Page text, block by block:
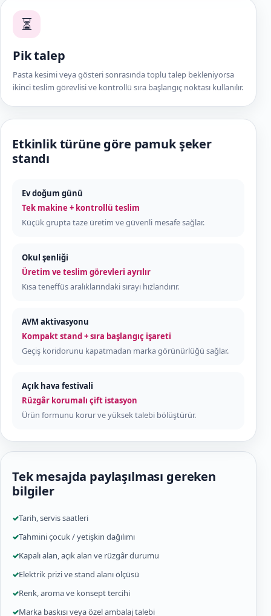
⏳
Pik talep
Pasta kesimi veya gösteri sonrasında toplu talep bekleniyorsa
ikinci teslim görevlisi ve kontrollü sıra başlangıç noktası kullanılır.
Etkinlik türüne göre pamuk şeker
standı
Ev doğum günü
Tek makine + kontrollü teslim
Küçük grupta taze üretim ve güvenli mesafe sağlar.
Okul şenliği
Üretim ve teslim görevleri ayrılır
Kısa teneffüs aralıklarındaki sırayı hızlandırır.
AVM aktivasyonu
Kompakt stand + sıra başlangıç işareti
Geçiş koridorunu kapatmadan marka görünürlüğü sağlar.
Açık hava festivali
Rüzgâr korumalı çift istasyon
Ürün formunu korur ve yüksek talebi bölüştürür.
Tek mesajda paylaşılması gereken
bilgiler
✓Tarih, servis saatleri
✓Tahmini çocuk / yetişkin dağılımı
✓Kapalı alan, açık alan ve rüzgâr durumu
✓Elektrik prizi ve stand alanı ölçüsü
✓Renk, aroma ve konsept tercihi
✓Marka baskısı veya özel ambalaj talebi